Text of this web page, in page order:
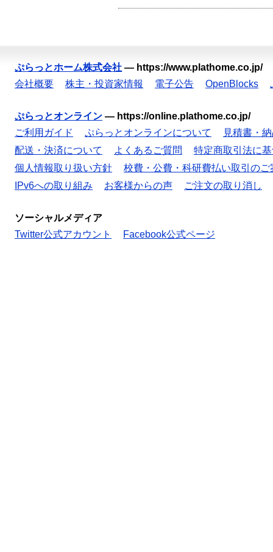
ぷらっとホーム株式会社 — https://www.plathome.co.jp/
会社概要
株主・投資家情報 電子公告 OpenBlocks
ぷらっとオンライン — https://online.plathome.co.jp/
ご利用ガイド
ぷらっとオンラインについて
見積書・
配送・決済について
よくあるご質問
特定商取引法に
個人情報取り扱い方針
校費・公費・科研費払い取引のご
IPv6への取り組み
お客様からの声 ご注文の取り消し
ソーシャルメディア
Twitter公式アカウント
Facebook公式ページ